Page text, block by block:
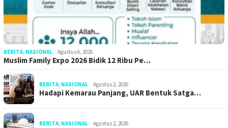
BERITA, NASIONAL Agustus 6, 2026
Muslim Family Expo 2026 Bidik 12 Ribu Pe…
BERITA, NASIONAL Agustus 2, 2026
Hadapi Kemarau Panjang, UAR Bentuk Satga…
BERITA, NASIONAL Agustus 2, 2026